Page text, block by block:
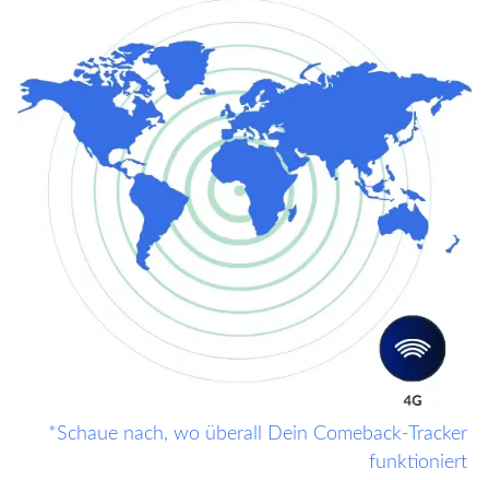
*Schaue nach, wo überall Dein Comeback-Tracker
funktioniert